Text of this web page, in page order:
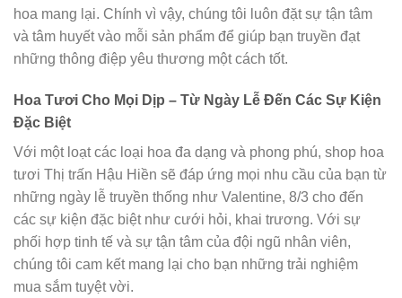
hoa mang lại. Chính vì vậy, chúng tôi luôn đặt sự tận tâm
và tâm huyết vào mỗi sản phẩm để giúp bạn truyền đạt
những thông điệp yêu thương một cách tốt.
Hoa Tươi Cho Mọi Dịp – Từ Ngày Lễ Đến Các Sự Kiện
Đặc Biệt
Với một loạt các loại hoa đa dạng và phong phú, shop hoa
tươi Thị trấn Hậu Hiền sẽ đáp ứng mọi nhu cầu của bạn từ
những ngày lễ truyền thống như Valentine, 8/3 cho đến
các sự kiện đặc biệt như cưới hỏi, khai trương. Với sự
phối hợp tinh tế và sự tận tâm của đội ngũ nhân viên,
chúng tôi cam kết mang lại cho bạn những trải nghiệm
mua sắm tuyệt vời.